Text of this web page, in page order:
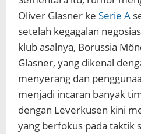
Oliver Glasner ke Serie A
setelah kegagalan
klub asalnya, Borussia
Glasner, yang dikenal
menyerang dan
menjadi incaran banyak
dengan Leverkusen kini
yang berfokus pada taktik